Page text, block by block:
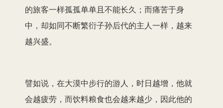
的旅客一样孤孤单单且不能长久；而痛苦于身
中，却如同不断繁衍子孙后代的主人一样，越来
越兴盛。
譬如说，在大漠中步行的游人，时日越增，他就
会越疲劳，而饮料粮食也会越来越少，因此他的